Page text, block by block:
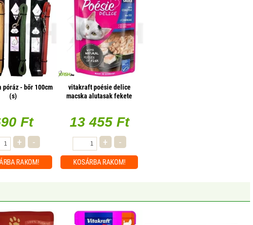
póráz - bőr 100cm
(s)
Ft
+ -
RAKOM!
vitakraft poésie delice
macska alutasak fekete
13 455 Ft
+ -
KOSÁRBARAKOM!